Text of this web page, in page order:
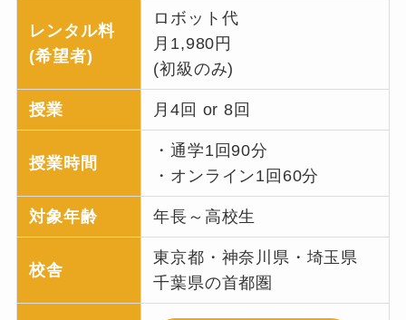
レンタル料
(希望者)
ロボット代
月1,980円
(初級のみ)
授業 月4回 or 8回
授業時間
・通学1回90分
・オンライン1回60分
対象年齢 年長～高校生
校舎
東京都・神奈川県・埼玉県
千葉県の首都圏